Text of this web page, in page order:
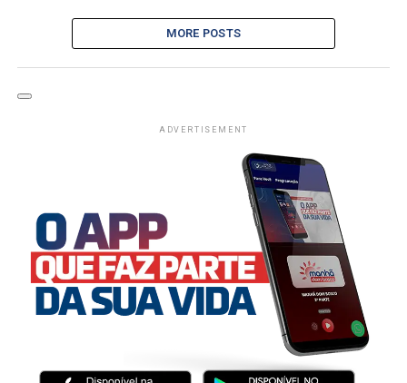
MORE POSTS
ADVERTISEMENT